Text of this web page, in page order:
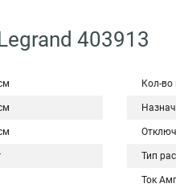
403913
Кол-
Тип
Ток